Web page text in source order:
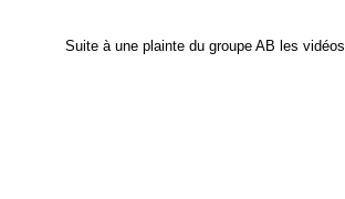
Suite à une plainte du groupe AB les